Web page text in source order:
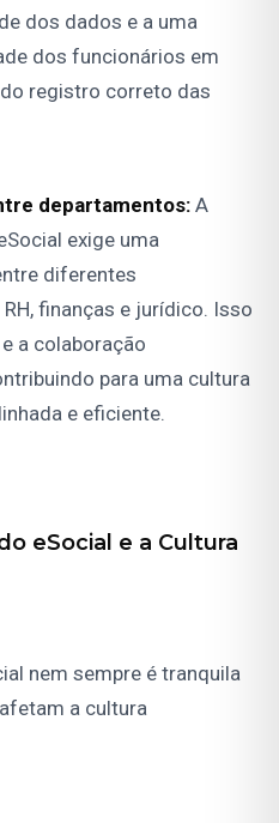
dos dados e a uma
dos funcionários em
registro correto das
departamentos: A
exige uma
diferentes
finanças e jurídico. Isso
a colaboração
para uma cultura
e eficiente.
eSocial e a Cultura
nem sempre é tranquila
a cultura